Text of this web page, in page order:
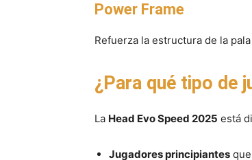
Power Frame
Refuerza la estructura de la
¿Para qué tipo de
La Head Evo Speed 2025 está
Jugadores principiantes